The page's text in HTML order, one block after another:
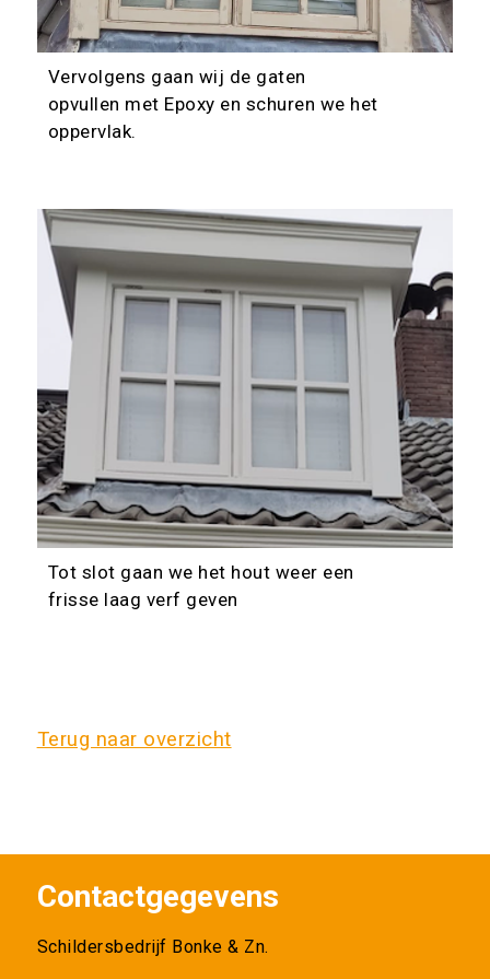
Vervolgens gaan wij de gaten
opvullen met Epoxy en schuren we het
oppervlak.
Tot slot gaan we het hout weer een
frisse laag verf geven
Terug naar overzicht
Contactgegevens
Schildersbedrijf Bonke & Zn.